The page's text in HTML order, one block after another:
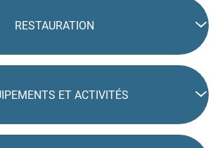
RESTAURATION
ET ACTIVITÉS